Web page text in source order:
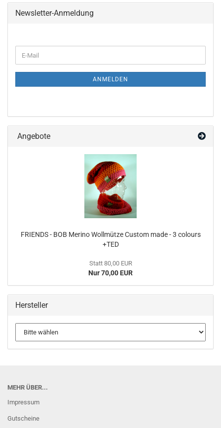
Newsletter-Anmeldung
ZUR
E-
Mail
ANMELDEN
Angebote
FRIENDS - BOB Merino Wollmütze Custom made - 3 colours
+TED
Statt 80,00 EUR
Nur 70,00 EUR
Hersteller
MEHR ÜBER...
Impressum
Gutscheine